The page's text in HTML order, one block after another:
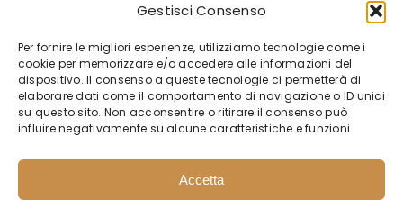
Gestisci Consenso
Per fornire le migliori esperienze, utilizziamo tecnologie come i
cookie per memorizzare e/o accedere alle informazioni del
dispositivo. Il consenso a queste tecnologie ci permetterà di
elaborare dati come il comportamento di navigazione o ID unici
su questo sito. Non acconsentire o ritirare il consenso può
influire negativamente su alcune caratteristiche e funzioni.
Accetta
Carrello
Export & Wholesale